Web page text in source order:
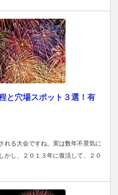
と穴場スポット３選！有
れる大会ですね。実は数年不景気に
かし、２０１３年に復活して、２０